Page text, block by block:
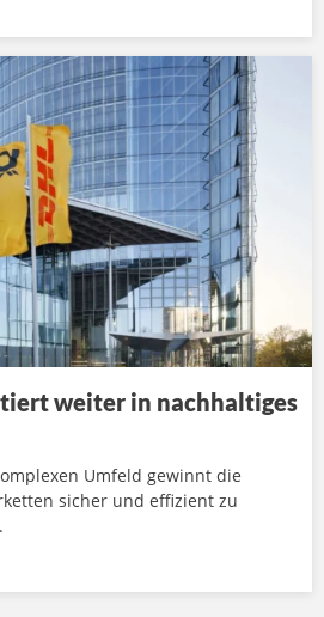
weiter in nachhaltiges
Umfeld gewinnt die
sicher und effizient zu